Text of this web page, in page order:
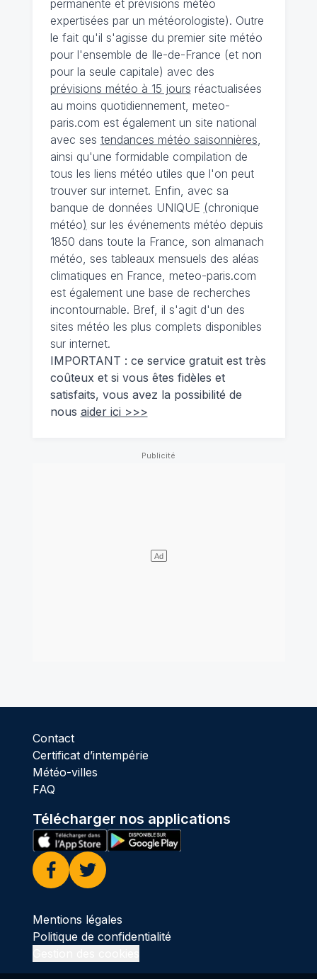
permanente et prévisions météo
expertisées par un météorologiste). Outre
le fait qu'il s'agisse du premier site météo
pour l'ensemble de Ile-de-France (et non
pour la seule capitale) avec des
prévisions météo à 15 jours réactualisées
au moins quotidiennement, meteo-
paris.com est également un site national
avec ses tendances météo saisonnières,
ainsi qu'une formidable compilation de
tous les liens météo utiles que l'on peut
trouver sur internet. Enfin, avec sa
banque de données UNIQUE (chronique
météo) sur les événements météo depuis
1850 dans toute la France, son almanach
météo, ses tableaux mensuels des aléas
climatiques en France, meteo-paris.com
est également une base de recherches
incontournable. Bref, il s'agit d'un des
sites météo les plus complets disponibles
sur internet.
IMPORTANT : ce service gratuit est très
coûteux et si vous êtes fidèles et
satisfaits, vous avez la possibilité de
nous aider ici >>>
Contact
Certificat d’intempérie
Météo-villes
FAQ
Télécharger nos applications
Facebook
Twitter
Mentions légales
Politique de confidentialité